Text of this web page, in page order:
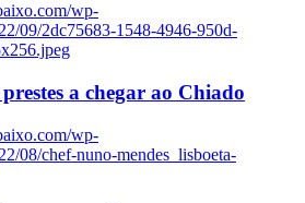
wp-
09/2dc75683-1548-4946-950d-
a chegar ao Chiado
wp-
08/chef-nuno-mendes_lisboeta-